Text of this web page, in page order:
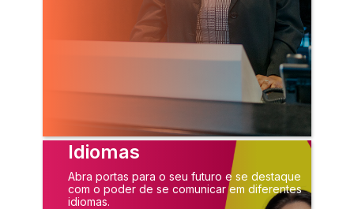
Idiomas
Abra portas para o seu futuro e se destaque
com o poder de se comunicar em diferentes
idiomas.